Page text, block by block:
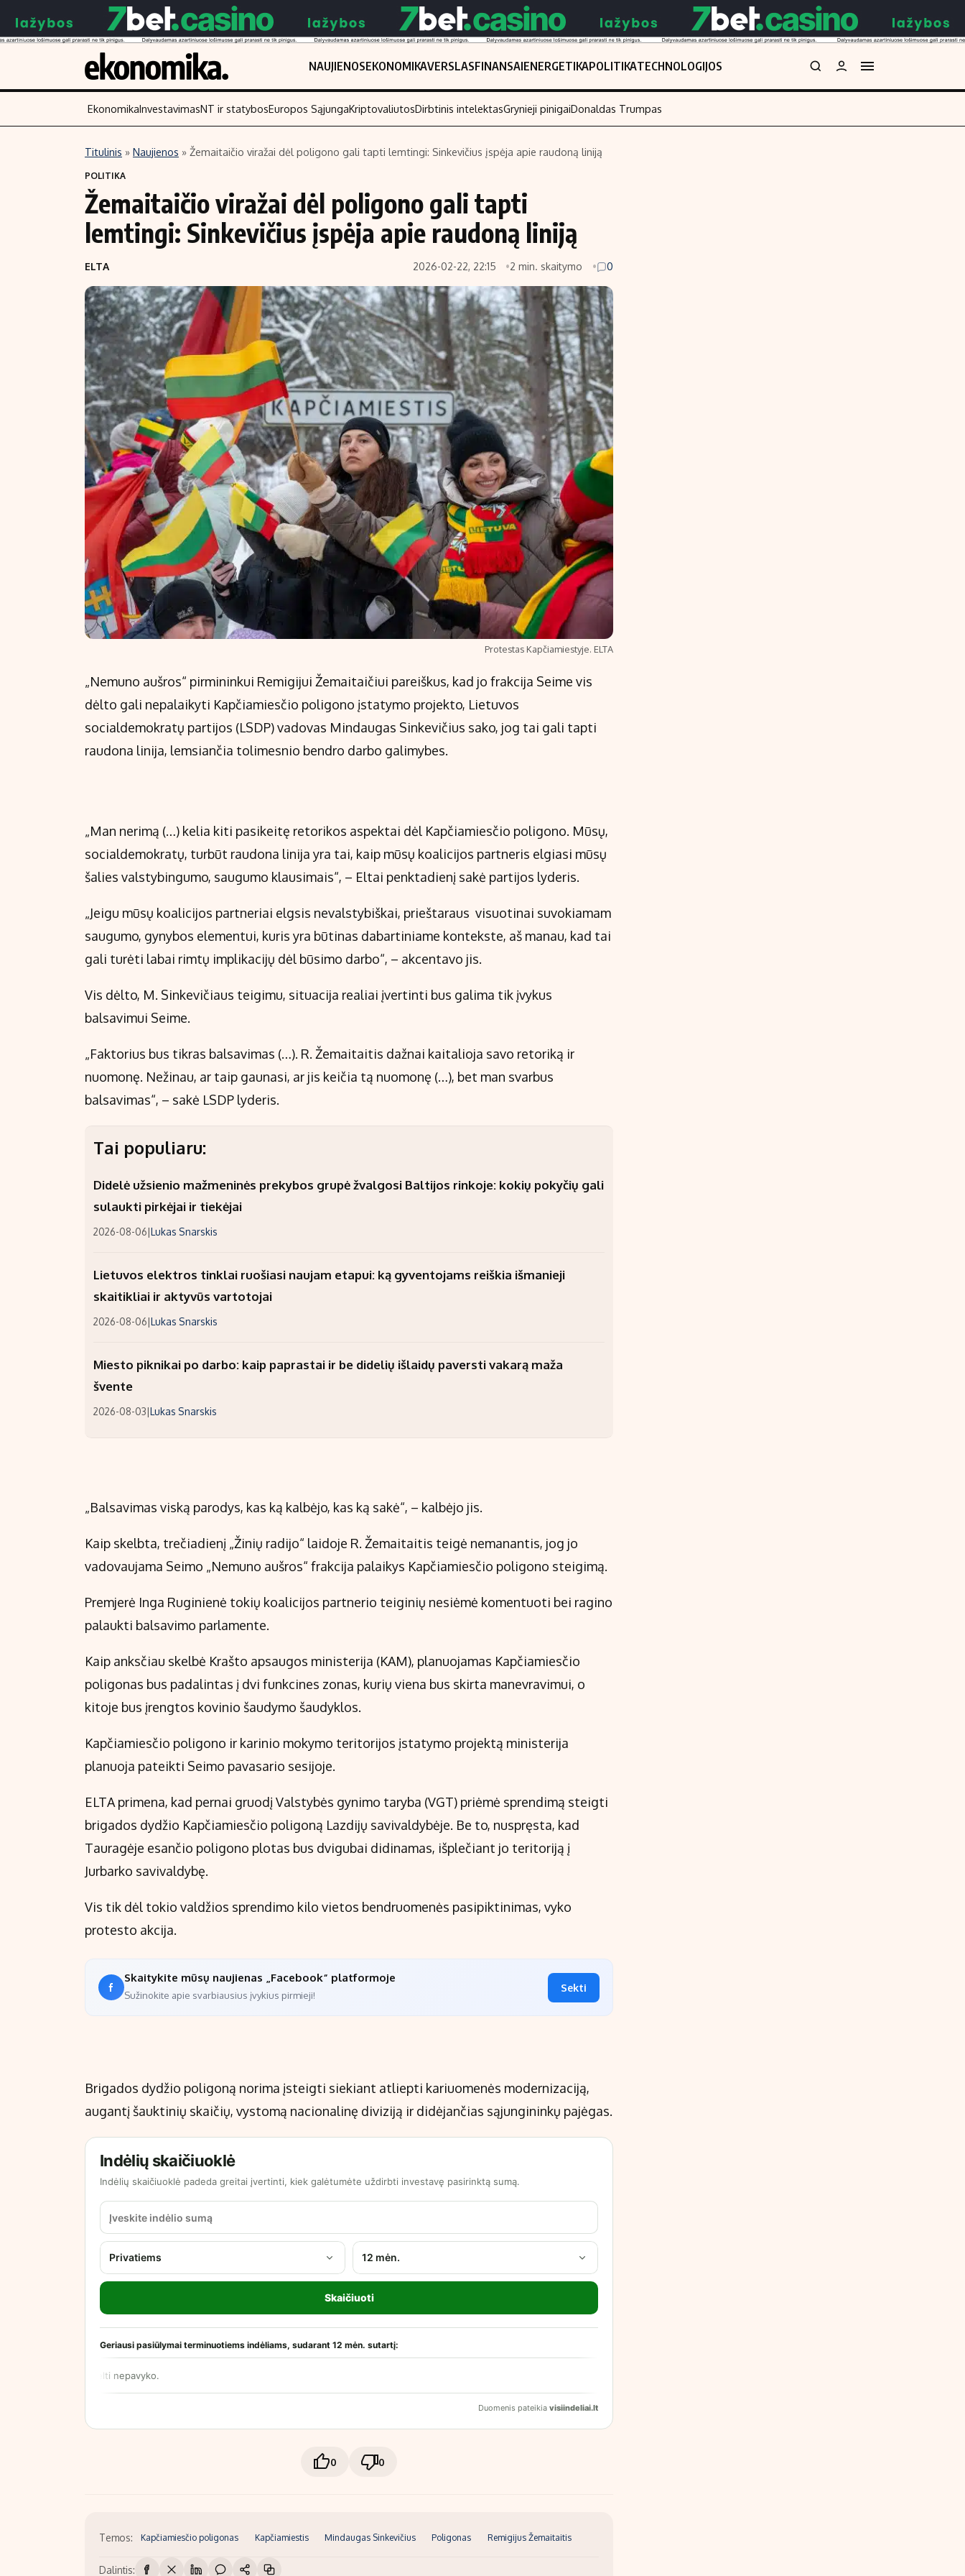
NAUJIENOSEKONOMIKAVERSLASFINANSAIENERGETIKAPOLITIKATECHNOLOGIJOS
Turinys
Naujienos
Aplinka
Verslas
Energetika
Ekonomika
Politika
NT ir statybos
Finansai
Įmonės
Žemės ūkis
Laisvalaikis
Investavimas
Akcijų rinka
Saulės elektrinės
Kriptovaliutos
Infliacija
Migracija
Būsto finansai
Įdomios naujienos
EkonomikaInvestavimasNT ir statybosEuropos SąjungaKriptovaliutosDirbtinis intelektasGrynieji pinigaiDonaldas Trumpas
Titulinis » Naujienos » Žemaitaičio viražai dėl poligono gali tapti lemtingi: Sinkevičius įspėja apie raudoną liniją
POLITIKA
Žemaitaičio viražai dėl poligono gali tapti
lemtingi: Sinkevičius įspėja apie raudoną liniją
ELTA 2026-02-22, 22:15 2 min. skaitymo 0
Protestas Kapčiamiestyje. ELTA
„Nemuno aušros“ pirmininkui Remigijui Žemaitaičiui pareiškus, kad jo frakcija Seime vis
dėlto gali nepalaikyti Kapčiamiesčio poligono įstatymo projekto, Lietuvos
socialdemokratų partijos (LSDP) vadovas Mindaugas Sinkevičius sako, jog tai gali tapti
raudona linija, lemsiančia tolimesnio bendro darbo galimybes.
„Man nerimą (…) kelia kiti pasikeitę retorikos aspektai dėl Kapčiamiesčio poligono. Mūsų,
socialdemokratų, turbūt raudona linija yra tai, kaip mūsų koalicijos partneris elgiasi mūsų
šalies valstybingumo, saugumo klausimais“, – Eltai penktadienį sakė partijos lyderis.
„Jeigu mūsų koalicijos partneriai elgsis nevalstybiškai, prieštaraus visuotinai suvokiamam
saugumo, gynybos elementui, kuris yra būtinas dabartiniame kontekste, aš manau, kad tai
gali turėti labai rimtų implikacijų dėl būsimo darbo“, – akcentavo jis.
Vis dėlto, M. Sinkevičiaus teigimu, situacija realiai įvertinti bus galima tik įvykus
balsavimui Seime.
„Faktorius bus tikras balsavimas (…). R. Žemaitaitis dažnai kaitalioja savo retoriką ir
nuomonę. Nežinau, ar taip gaunasi, ar jis keičia tą nuomonę (…), bet man svarbus
balsavimas“, – sakė LSDP lyderis.
Tai populiaru:
Didelė užsienio mažmeninės prekybos grupė žvalgosi Baltijos rinkoje: kokių pokyčių gali
sulaukti pirkėjai ir tiekėjai
2026-08-06|Lukas Snarskis
Lietuvos elektros tinklai ruošiasi naujam etapui: ką gyventojams reiškia išmanieji
skaitikliai ir aktyvūs vartotojai
2026-08-06|Lukas Snarskis
Miesto piknikai po darbo: kaip paprastai ir be didelių išlaidų paversti vakarą maža
švente
2026-08-03|Lukas Snarskis
„Balsavimas viską parodys, kas ką kalbėjo, kas ką sakė“, – kalbėjo jis.
Kaip skelbta, trečiadienį „Žinių radijo“ laidoje R. Žemaitaitis teigė nemanantis, jog jo
vadovaujama Seimo „Nemuno aušros“ frakcija palaikys Kapčiamiesčio poligono steigimą.
Premjerė Inga Ruginienė tokių koalicijos partnerio teiginių nesiėmė komentuoti bei ragino
palaukti balsavimo parlamente.
Kaip anksčiau skelbė Krašto apsaugos ministerija (KAM), planuojamas Kapčiamiesčio
poligonas bus padalintas į dvi funkcines zonas, kurių viena bus skirta manevravimui, o
kitoje bus įrengtos kovinio šaudymo šaudyklos.
Kapčiamiesčio poligono ir karinio mokymo teritorijos įstatymo projektą ministerija
planuoja pateikti Seimo pavasario sesijoje.
ELTA primena, kad pernai gruodį Valstybės gynimo taryba (VGT) priėmė sprendimą steigti
brigados dydžio Kapčiamiesčio poligoną Lazdijų savivaldybėje. Be to, nuspręsta, kad
Tauragėje esančio poligono plotas bus dvigubai didinamas, išplečiant jo teritoriją į
Jurbarko savivaldybę.
Vis tik dėl tokio valdžios sprendimo kilo vietos bendruomenės pasipiktinimas, vyko
protesto akcija.
Skaitykite mūsų naujienas „Facebook“ platformoje
Sužinokite apie svarbiausius įvykius pirmieji!
Sekti
Brigados dydžio poligoną norima įsteigti siekiant atliepti kariuomenės modernizaciją,
augantį šauktinių skaičių, vystomą nacionalinę diviziją ir didėjančias sąjungininkų pajėgas.
0 0
Temos: Kapčiamiesčio poligonas Kapčiamiestis Mindaugas Sinkevičius Poligonas Remigijus Žemaitaitis
Dalintis: